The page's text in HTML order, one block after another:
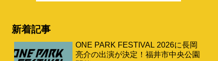
新着記事
ONE PARK FESTIVAL 2026に長岡
亮介の出演が決定！福井市中央公園